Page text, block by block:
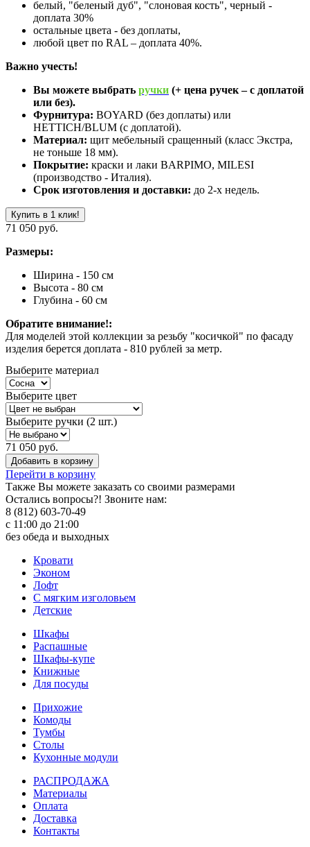
белый, "беленый дуб", "слоновая кость", черный -
доплата 30%
остальные цвета - без доплаты,
любой цвет по RAL – доплата 40%.
Важно учесть!
Вы можете выбрать ручки (+ цена ручек – с доплатой
или без).
Фурнитура: BOYARD (без доплаты) или
HETTICH/BLUM (с доплатой).
Материал: щит мебельный сращенный (класс Экстра,
не тоньше 18 мм).
Покрытие: краски и лаки BARPIMO, MILESI
(производство - Италия).
Срок изготовления и доставки: до 2-х недель.
Купить в 1 клик!
71 050 руб.
Размеры:
Ширина - 150 см
Высота - 80 см
Глубина - 60 см
Обратите внимание!:
Для моделей этой коллекции за резьбу "косичкой" по фасаду
изделия берется доплата - 810 рублей за метр.
Выберите материал
Выберите цвет
Выберите ручки (2 шт.)
71 050 руб.
Добавить в корзину
Перейти в корзину
Также Вы можете заказать со своими размерами
Остались вопросы?! Звоните нам:
8 (812) 603-70-49
с 11:00 до 21:00
без обеда и выходных
Кровати
Эконом
Лофт
С мягким изголовьем
Детские
Шкафы
Распашные
Шкафы-купе
Книжные
Для посуды
Прихожие
Комоды
Тумбы
Столы
Кухонные модули
РАСПРОДАЖА
Материалы
Оплата
Доставка
Контакты